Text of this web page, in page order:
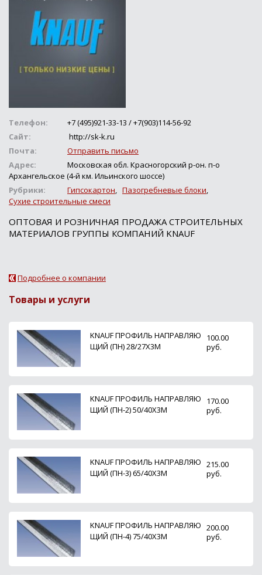
Телефон:
+7 (495)921-33-13 / +7(903)114-56-92
Сайт:
http://sk-k.ru
Почта:
Отправить письмо
Адрес:
Московская обл. Красногорский р-он. п-о
Архангельское (4-й км. Ильинского шоссе)
Рубрики:
Гипсокартон, Пазогребневые блоки,
Сухие строительные смеси
ОПТОВАЯ И РОЗНИЧНАЯ ПРОДАЖА СТРОИТЕЛЬНЫХ
МАТЕРИАЛОВ ГРУППЫ КОМПАНИЙ KNAUF
Подробнее о компании
Товары и услуги
KNAUF ПРОФИЛЬ НАПРАВЛЯЮ
ЩИЙ (ПН) 28/27Х3М
100.00
руб.
KNAUF ПРОФИЛЬ НАПРАВЛЯЮ
ЩИЙ (ПН-2) 50/40Х3М
170.00
руб.
KNAUF ПРОФИЛЬ НАПРАВЛЯЮ
ЩИЙ (ПН-3) 65/40Х3М
215.00
руб.
KNAUF ПРОФИЛЬ НАПРАВЛЯЮ
ЩИЙ (ПН-4) 75/40Х3М
200.00
руб.